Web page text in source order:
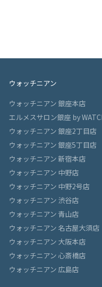
ウォッチニアン
ウォッチニアン 銀座本店
エルメスサロン銀座 by
ウォッチニアン 銀座2丁目店
ウォッチニアン 銀座5丁目店
ウォッチニアン 新宿本店
ウォッチニアン 中野店
ウォッチニアン 中野2号店
ウォッチニアン 渋谷店
ウォッチニアン 青山店
ウォッチニアン 名古屋大須店
ウォッチニアン 大阪本店
ウォッチニアン 心斎橋店
ウォッチニアン 広島店